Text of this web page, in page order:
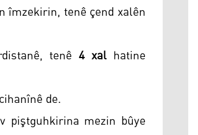
îmzekirin, tenê çend xalên
tenê4 xal hatine
de.
piştguhkirina mezin bûye